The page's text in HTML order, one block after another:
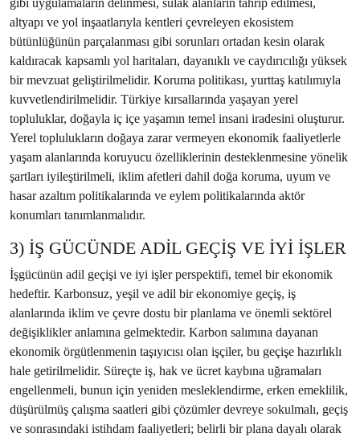
altyapı ve yol inşaatlarıyla kentleri çevreleyen ekosistem
bütünlüğünün parçalanması gibi sorunları ortadan kesin olarak
kaldıracak kapsamlı yol haritaları, dayanıklı ve caydırıcılığı yüksek
bir mevzuat geliştirilmelidir. Koruma politikası, yurttaş katılımıyla
kuvvetlendirilmelidir. Türkiye kırsallarında yaşayan yerel
topluluklar, doğayla iç içe yaşamın temel insani iradesini oluşturur.
Yerel toplulukların doğaya zarar vermeyen ekonomik faaliyetlerle
yaşam alanlarında koruyucu özelliklerinin desteklenmesine yönelik
şartları iyileştirilmeli, iklim afetleri dahil doğa koruma, uyum ve
hasar azaltım politikalarında ve eylem politikalarında aktör
konumları tanımlanmalıdır.
3) İŞ GÜCÜNDE ADİL GEÇİŞ VE İYİ İŞLER
İşgücünün adil geçişi ve iyi işler perspektifi, temel bir ekonomik
hedeftir. Karbonsuz, yeşil ve adil bir ekonomiye geçiş, iş
alanlarında iklim ve çevre dostu bir planlama ve önemli sektörel
değişiklikler anlamına gelmektedir. Karbon salımına dayanan
ekonomik örgütlenmenin taşıyıcısı olan işçiler, bu geçişe hazırlıklı
hale getirilmelidir. Süreçte iş, hak ve ücret kaybına uğramaları
engellenmeli, bunun için yeniden mesleklendirme, erken emeklilik,
düşürülmüş çalışma saatleri gibi çözümler devreye sokulmalı, geçiş
ve sonrasındaki istihdam faaliyetleri; belirli bir plana dayalı olarak